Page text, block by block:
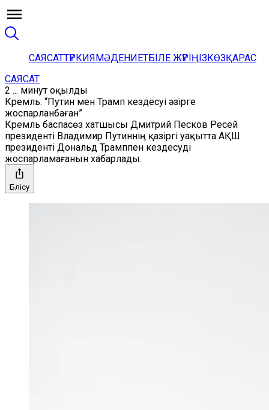
САЯСАТТҮРКИЯМӘДЕНИЕТБІЛЕ ЖҮРІҢІЗКӨЗҚАРАС
САЯСАТ
2 ... минут оқылды
Кремль: “Путин мен Трамп кездесуі әзірге
жоспарланбаған”
Кремль баспасөз хатшысы Дмитрий Песков Ресей
президенті Владимир Путиннің қазіргі уақытта АҚШ
президенті Дональд Трамппен кездесуді
жоспарламағанын хабарлады.
Бөлісу